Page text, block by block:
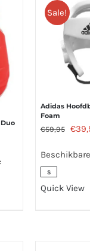
Sale!
Adidas
Foam
€59,95
was:
€
S
Quick View